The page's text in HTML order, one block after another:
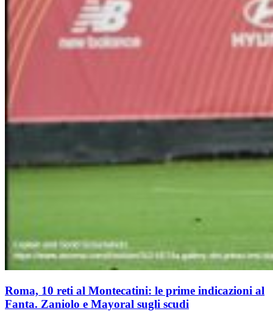
Roma, 10 reti al Montecatini: le prime indicazioni al
Fanta. Zaniolo e Mayoral sugli scudi